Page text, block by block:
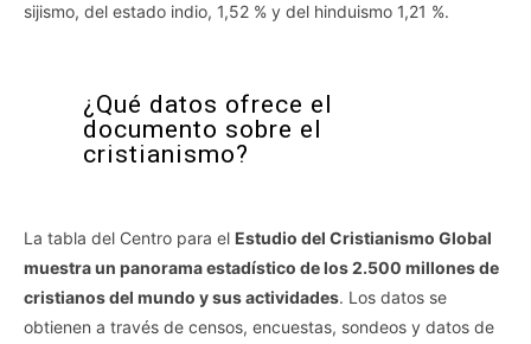
sijismo, del estado indio, 1,52 % y del hinduismo 1,21 %.
¿Qué datos ofrece el
documento sobre el
cristianismo?
La tabla del Centro para el Estudio del Cristianismo Global
muestra un panorama estadístico de los 2.500 millones de
cristianos del mundo y sus actividades. Los datos se
obtienen a través de censos, encuestas, sondeos y datos de